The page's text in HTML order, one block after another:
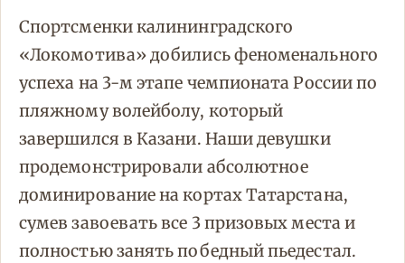
Спортсменки калининградского
«Локомотива» добились феноменального
успеха на 3-м этапе чемпионата России по
пляжному волейболу, который
завершился в Казани. Наши девушки
продемонстрировали абсолютное
доминирование на кортах Татарстана,
сумев завоевать все 3 призовых места и
полностью занять победный пьедестал.